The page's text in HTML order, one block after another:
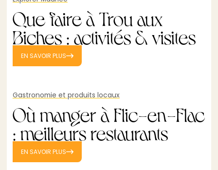
Que faire à Trou aux
Biches : activités & visites
EN SAVOIR PLUS
Gastronomie et produits locaux
Où manger à Flic-en-Flac
: meilleurs restaurants
EN SAVOIR PLUS